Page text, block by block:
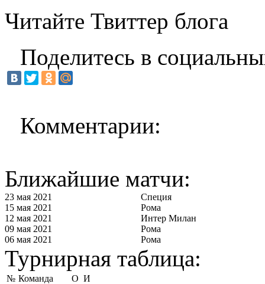
Читайте Твиттер блога
Поделитесь в
Комментарии:
Ближайшие матчи:
23 мая 2021
Специя
15 мая 2021
Рома
12 мая 2021
Интер Милан
09 мая 2021
Рома
06 мая 2021
Рома
Турнирная таблица:
№ Команда О И